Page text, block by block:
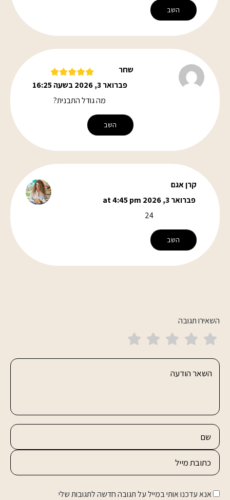
השב
שחר
פברואר 3, 2026 בשעה 16:25
מה גודל התבנית?
השב
קרן אגם
פברואר 3, 2026 at 4:45 pm
24
השב
השאירו תגובה
אנא עדכנו אותי במייל על תגובה חדשה לתגובות שלי